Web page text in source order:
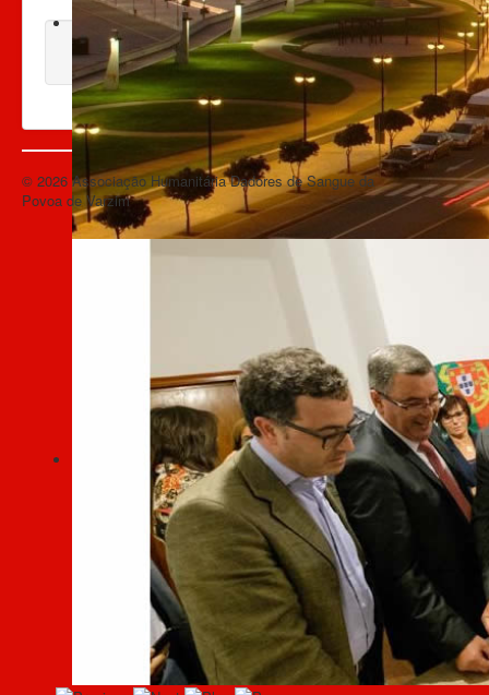
Voltar ao topo
© 2026 Associação Humanitária Dadores de Sangue da
Povoa de Varzim